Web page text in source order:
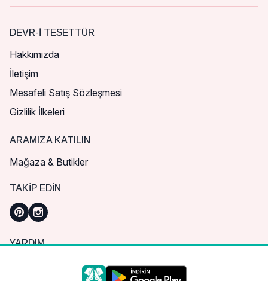
DEVR-I TESETTÜR
Hakkımızda
İletişim
Mesafeli Satış Sözleşmesi
Gizlilik İlkeleri
ARAMIZA KATILIN
Mağaza & Butikler
TAKIP EDIN
YARDIM
Sık Sorulan Sorular